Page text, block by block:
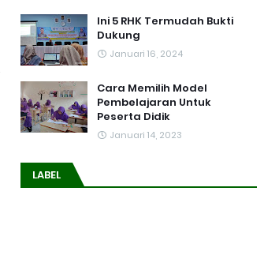
Ini 5 RHK Termudah Bukti
Dukung
Januari 16, 2024
Cara Memilih Model
Pembelajaran Untuk
Peserta Didik
Januari 14, 2023
LABEL